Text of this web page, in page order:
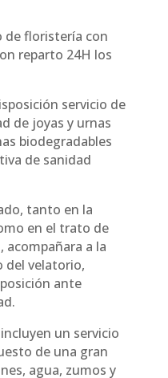
de floristería con
reparto 24H los
servicio de
de joyas y urnas
biodegradables
de sanidad
tanto en la
en el trato de
acompañara a la
del velatorio,
ante
un servicio
de una gran
agua, zumos y